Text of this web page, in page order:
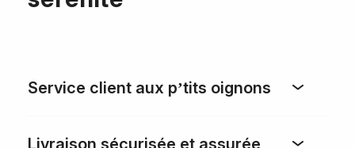
Service client aux p’tits oignons
Livraison sécurisée et assurée